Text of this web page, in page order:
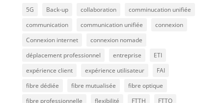
5G Back-up collaboration
comminucation unifiée
communication
communication unifiée
connexion
Connexion internet
connexion nomade
déplacement professionnel
entreprise
ETI
expérience client
expérience utilisateur
FAI
fibre dédiée
fibre mutualisée
fibre optique
fibre professionnelle
flexibilité FTTH
FTTO